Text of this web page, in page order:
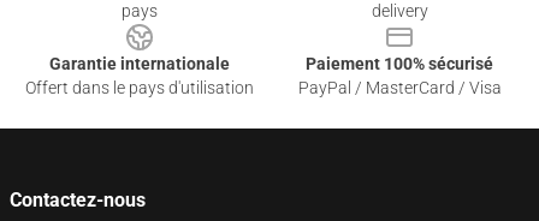
pays
delivery
Garantie internationale
Offert dans le pays d'utilisation
Paiement 100% sécurisé
PayPal / MasterCard / Visa
Contactez-nous